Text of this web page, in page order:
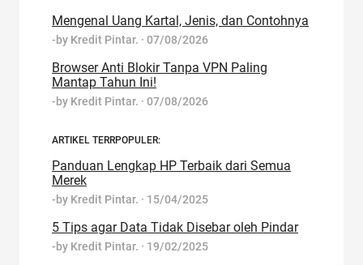
Mengenal Uang Kartal, Jenis, dan Contohnya
-by Kredit Pintar. · 07/08/2026
Browser Anti Blokir Tanpa VPN Paling
Mantap Tahun Ini!
-by Kredit Pintar. · 07/08/2026
ARTIKEL TERRPOPULER:
Panduan Lengkap HP Terbaik dari Semua
Merek
-by Kredit Pintar. · 15/04/2025
5 Tips agar Data Tidak Disebar oleh Pindar
-by Kredit Pintar. · 19/02/2025